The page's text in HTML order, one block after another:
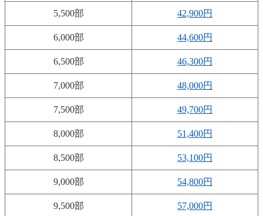
5,500部 42,900円
6,000部 44,600円
6,500部 46,300円
7,000部 48,000円
7,500部 49,700円
8,000部 51,400円
8,500部 53,100円
9,000部 54,800円
9,500部 57,000円